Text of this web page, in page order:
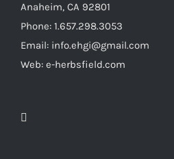
Anaheim, CA 92801
Phone: 1.657.298.3053
Email: info.ehgi@gmail.com
Web: e-herbsfield.com